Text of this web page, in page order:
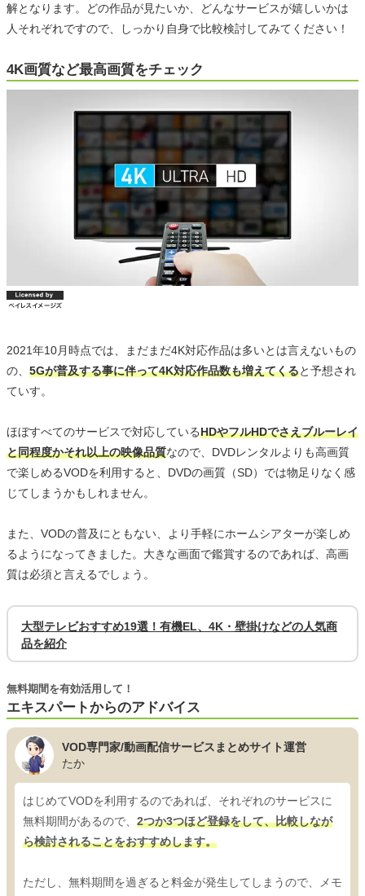
解となります。どの作品が見たいか、どんなサービスが嬉しいかは
人それぞれですので、しっかり自身で比較検討してみてください！
4K画質など最高画質をチェック
2021年10月時点では、まだまだ4K対応作品は多いとは言えないもの
の、 5Gが普及する事に伴って4K対応作品数も増えてくると予想され
ていす。
ほぼすべてのサービスで対応しているHDやフルHDでさえブルーレイ
と同程度かそれ以上の映像品質なので、DVDレンタルよりも高画質
で楽しめるVODを利用すると、DVDの画質（SD）では物足りなく感
じてしまうかもしれません。
また、VODの普及にともない、より手軽にホームシアターが楽しめ
るようになってきました。大きな画面で鑑賞するのであれば、高画
質は必須と言えるでしょう。
大型テレビおすすめ19選！有機EL、4K・壁掛けなどの人気商
品を紹介
エキスパートからのアドバイス
無料期間を有効活用して！
VOD専門家/動画配信サービスまとめサイト運営
たか
はじめてVODを利用するのであれば、それぞれのサービスに
無料期間があるので、 2つか3つほど登録をして、比較しなが
ら検討されることをおすすめします。
ただし、無料期間を過ぎると料金が発生してしまうので、メモ